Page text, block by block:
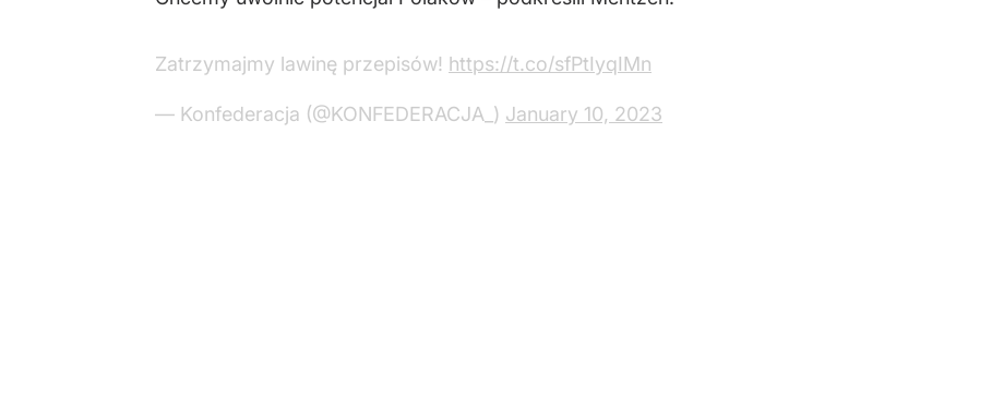
Zatrzymajmy lawinę przepisów! https://t.co/sfPtIyqIMn
— Konfederacja (@KONFEDERACJA_) January 10, 2023